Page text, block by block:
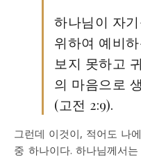
하나님이 자
위하여 예비
보지 못하고
의 마음으로
(고전 2:9).
그런데 이것이, 적어도 나
중 하나이다. 하나님께서